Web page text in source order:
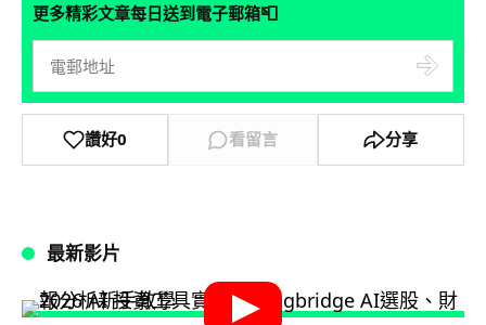
更多精彩文章每日送到電子郵箱📮
讚好0 看留言 分享
最新影片